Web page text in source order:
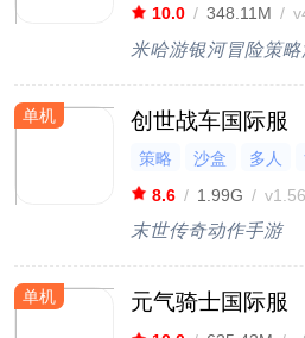
二次元
10.0 / 348.11M /
米哈游银河冒险策
单机 创世战车国际服
策略 沙盒 多人
多人联机
8.6 / 1.99G /
末世传奇动作手游
单机 元气骑士国际服